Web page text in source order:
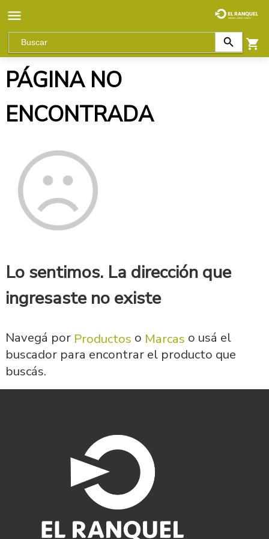
PÁGINA NO
ENCONTRADA
Lo sentimos. La dirección que
ingresaste no existe
Navegá por Productos o Marcas o usá el
buscador para encontrar el producto que
buscás.